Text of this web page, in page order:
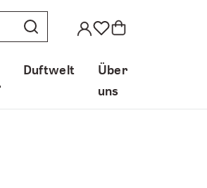
Duftwelt
Über
uns